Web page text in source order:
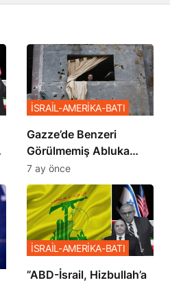
​​​​​​​Gazze’de Benzeri
Görülmemiş Abluka
Planı
İSRAİL-AMERİKA-BATI
7 ay önce
​​​​​​​”ABD-İsrail, Hizbullah’a
İSRAİL-AMERİKA-BATI